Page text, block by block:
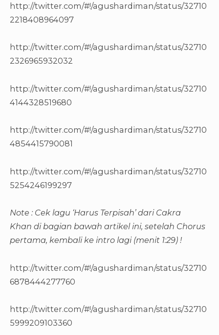
http://twitter.com/#!/agushardiman/status/32710
2218408964097
http://twitter.com/#!/agushardiman/status/32710
2326965932032
http://twitter.com/#!/agushardiman/status/32710
4144328519680
http://twitter.com/#!/agushardiman/status/32710
4854415790081
http://twitter.com/#!/agushardiman/status/32710
5254246199297
Note : Cek lagu ‘Harus Terpisah’ dari Cakra
Khan di bagian bawah artikel ini, setelah Chorus
pertama, kembali ke intro lagi (menit 1:29) !
http://twitter.com/#!/agushardiman/status/32710
6878444277760
http://twitter.com/#!/agushardiman/status/32710
5999209103360